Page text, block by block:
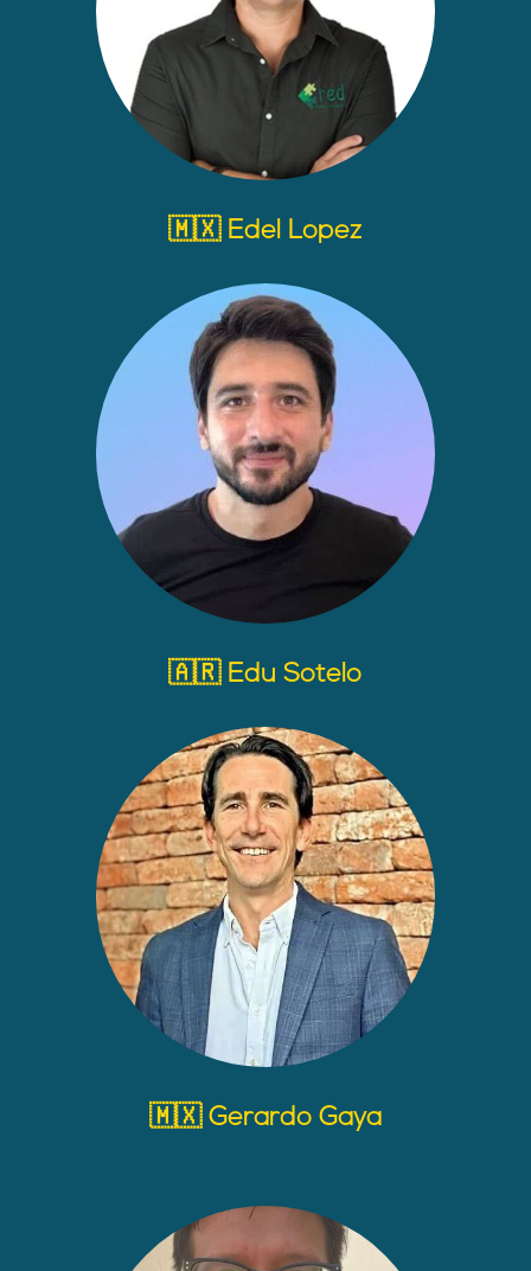
🇲🇽 Edel López
🇦🇷 Edu Sotelo
🇲🇽 Gerardo Gaya